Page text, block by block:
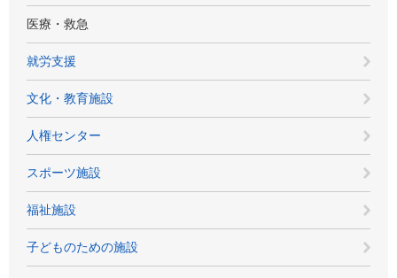
医療・救急
就労支援
文化・教育施設
人権センター
スポーツ施設
福祉施設
子どものための施設